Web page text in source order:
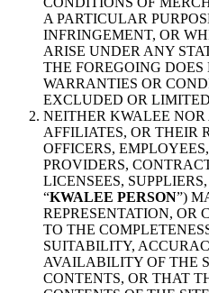
A PARTICULAR
INFRINGEMENT, OR
ARISE UNDER ANY
THE FOREGOING
WARRANTIES OR
EXCLUDED OR
NEITHER KWALEE
AFFILIATES, OR THEIR
OFFICERS,
PROVIDERS,
LICENSEES,
“KWALEE PERSON”)
REPRESENTATION, OR
TO THE
SUITABILITY,
AVAILABILITY OF THE
CONTENTS, OR THAT